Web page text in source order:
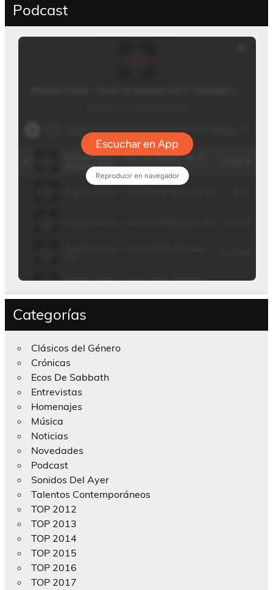
Podcast
Categorías
Clásicos del Género
Crónicas
Ecos De Sabbath
Entrevistas
Homenajes
Música
Noticias
Novedades
Podcast
Sonidos Del Ayer
Talentos Contemporáneos
TOP 2012
TOP 2013
TOP 2014
TOP 2015
TOP 2016
TOP 2017